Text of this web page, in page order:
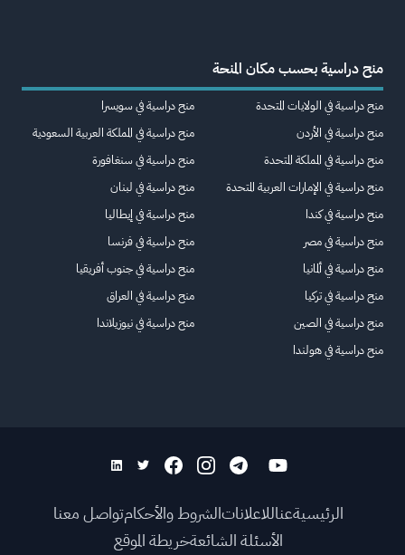
منح دراسية بحسب مكان المنحة
منح دراسية في الولايات المتحدة
منح دراسية في الأردن
منح دراسية في المملكة المتحدة
منح دراسية في الإمارات العربية المتحدة
منح دراسية في كندا
منح دراسية في مصر
منح دراسية في ألمانيا
منح دراسية في تركيا
منح دراسية في الصين
منح دراسية في هولندا
منح دراسية في سويسرا
منح دراسية في المملكة العربية السعودية
منح دراسية في سنغافورة
منح دراسية في لبنان
منح دراسية في إيطاليا
منح دراسية في فرنسا
منح دراسية في جنوب أفريقيا
منح دراسية في العراق
منح دراسية في نيوزيلاندا
الرئيسيةعناللاعلاناتالشروط والأحكامتواصل معنا
الأسئلة الشائعةخريطة الموقع